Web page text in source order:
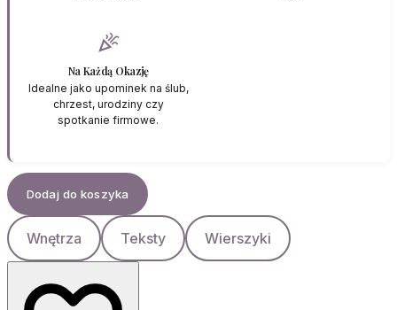
celebration
Na Każdą Okazję
Idealne jako upominek na ślub,
chrzest, urodziny czy
spotkanie firmowe.
Dodaj do koszyka
Wnętrza Teksty Wierszyki